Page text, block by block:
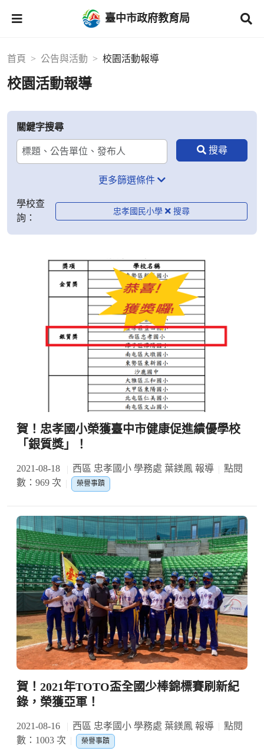
臺中市政府教育局
首頁 公告與活動 校園活動報導
校園活動報導
關鍵字搜尋
更多篩選條件
學校查
詢：
忠孝國民小學
賀！忠孝國小榮獲臺中市健康促進績優學校
「銀質獎」！
2021-08-18 西區 忠孝國小 學務處 葉鎂鳳 報導
點閱
數：969 次
榮譽事蹟
賀！2021年TOTO盃全國少棒錦標賽刷新紀
錄，榮獲亞軍！
2021-08-16 西區 忠孝國小 學務處 葉鎂鳳 報導
點閱
數：1003 次
榮譽事蹟